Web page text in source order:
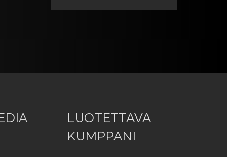
LUOTETTAVA
KUMPPANI